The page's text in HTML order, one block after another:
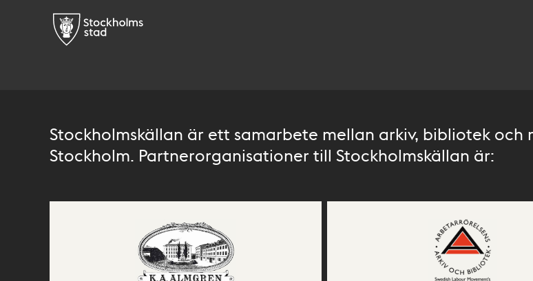
Stockholmskällan är ett samarbete mellan arkiv, bibliotek och
Stockholm. Partnerorganisationer till Stockholmskällan är: